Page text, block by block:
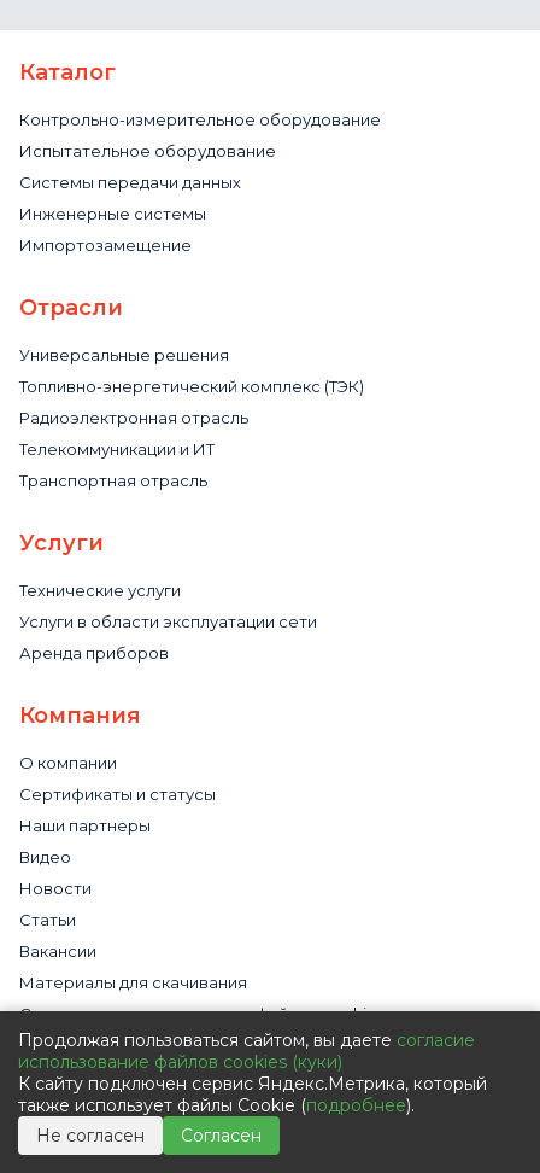
Каталог
Контрольно-измерительное оборудование
Испытательное оборудование
Системы передачи данных
Инженерные системы
Импортозамещение
Отрасли
Универсальные решения
Топливно-энергетический комплекс (ТЭК)
Радиоэлектронная отрасль
Телекоммуникации и ИТ
Транспортная отрасль
Услуги
Технические услуги
Услуги в области эксплуатации сети
Аренда приборов
Компания
О компании
Сертификаты и статусы
Наши партнеры
Видео
Новости
Статьи
Вакансии
Материалы для скачивания
Cогласие на использование файлов cookies
Обработка персональных данных с помощью сервиса
«Яндекс.Метрика»
Политика в отношении обработки персональных данных
Пользовательское соглашение
Согласие на обработку персональных данных
Продолжая пользоваться сайтом, вы даете согласие
использование файлов cookies (куки)
К сайту подключен сервис Яндекс.Метрика, который
также использует файлы Cookie (подробнее).
Не согласен
Согласен